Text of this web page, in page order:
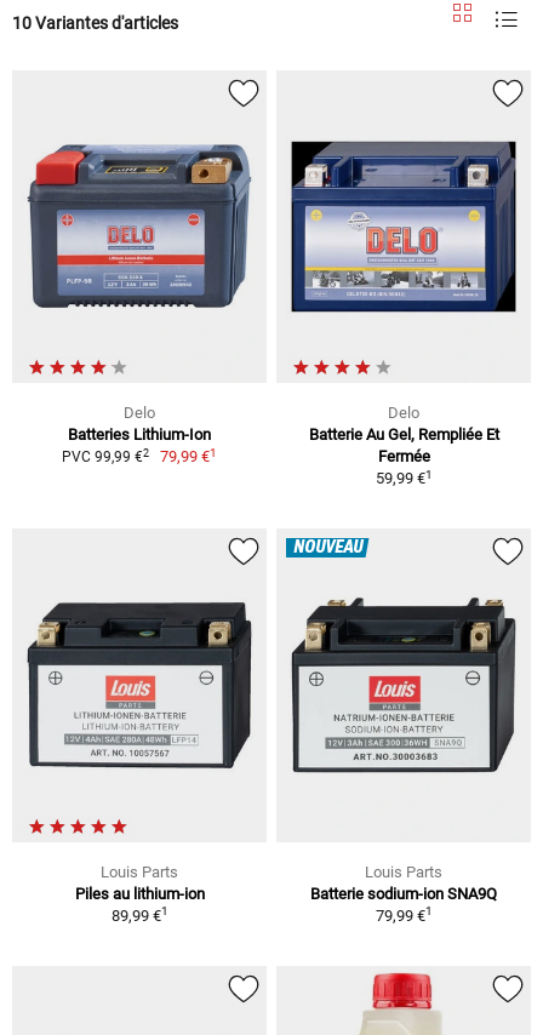
10 Variantes d'articles
Delo
Batteries Lithium-Ion
PVC 99,99 €2 79,99 €1
Delo
Batterie Au Gel, Rempliée Et
Fermée
59,99 €1
Louis Parts
Piles au lithium-ion
89,99 €1
NOUVEAU
Louis Parts
Batterie sodium-ion SNA9Q
79,99 €1